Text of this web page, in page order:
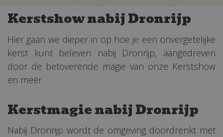
Kerstshow nabij Dronrijp
Hier gaan we dieper in op hoe je een onvergetelijke
kerst kunt beleven nabij Dronrijp, aangedreven
door de betoverende magie van onze Kerstshow
en meer.
Kerstmagie nabij Dronrijp
Nabij Dronrijp wordt de omgeving doordrenkt met